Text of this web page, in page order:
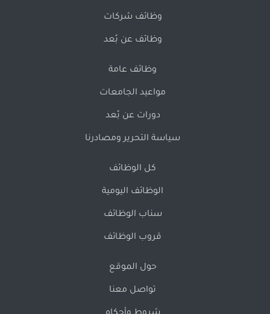
وظائف شركات
وظائف عن بُعد
وظائف عامة
مواعيد الجامعات
دورات عن بُعد
سياسة التحرير ومصادرنا
كل الوظائف
الوظائف اليومية
سناب الوظائف
قروب الوظائف
حول الموقع
تواصل معنا